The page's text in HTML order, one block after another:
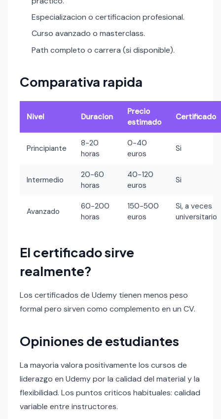
Especializacion o certificacion profesional.
Curso avanzado o masterclass.
Path completo o carrera (si disponible).
Comparativa rapida
Nivel Duracion
Precio
estimado
Certificado
Principiante
8-20
horas
0-40
euros
Si
Intermedio
20-60
horas
40-120
euros
Si
Avanzado
60-200
horas
150-500
euros
Si, a veces
universitario
El certificado sirve
realmente?
Los certificados de Udemy tienen menos peso
formal pero sirven como complemento en un CV.
Opiniones de estudiantes
La mayoria valora positivamente los cursos de
liderazgo en Udemy por la calidad del material y la
flexibilidad. Los puntos criticos habituales: calidad
variable entre instructores.